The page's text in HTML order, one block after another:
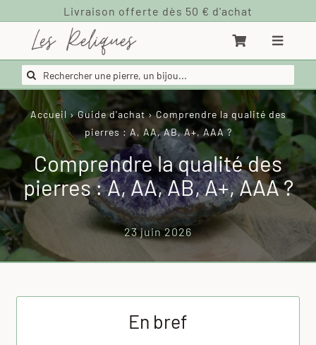
contenu
Rechercher:
Accueil›Guide d'achat›Comprendre la qualité des
pierres : A, AA, AB, A+, AAA ?
Comprendre la qualité des
pierres : A, AA, AB, A+, AAA ?
23 juin 2026
En bref